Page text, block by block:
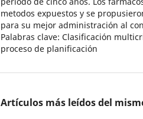
metodos expuestos y se
para su mejor administración al
Palabras clave: Clasificación
proceso de planificación
Artículos más leídos del